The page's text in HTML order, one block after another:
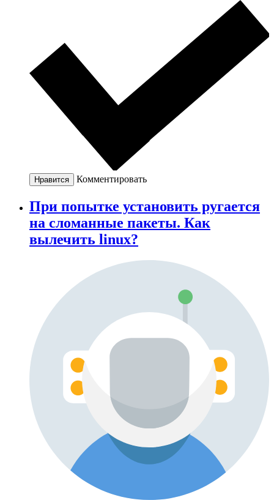
Нравится Комментировать
При попытке установить ругается
на сломанные пакеты. Как
вылечить linux?